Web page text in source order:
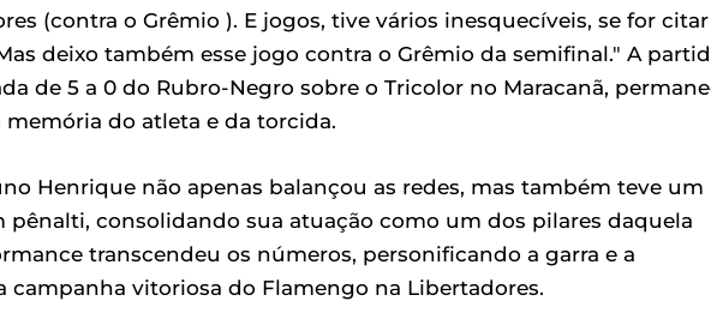
(contra o Grêmio ). E jogos, tive vários inesquecíveis, se for citar
deixo também esse jogo contra o Grêmio da semifinal." A
de 5 a 0 do Rubro-Negro sobre o Tricolor no Maracanã,
do atleta e da torcida.
Henrique não apenas balançou as redes, mas também teve um
consolidando sua atuação como um dos pilares daquela
transcendeu os números, personificando a garra e a
campanha vitoriosa do Flamengo na Libertadores.